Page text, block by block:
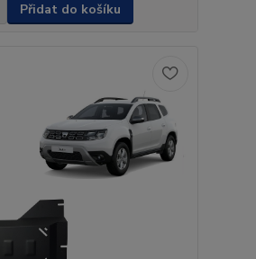
Přidat do košíku